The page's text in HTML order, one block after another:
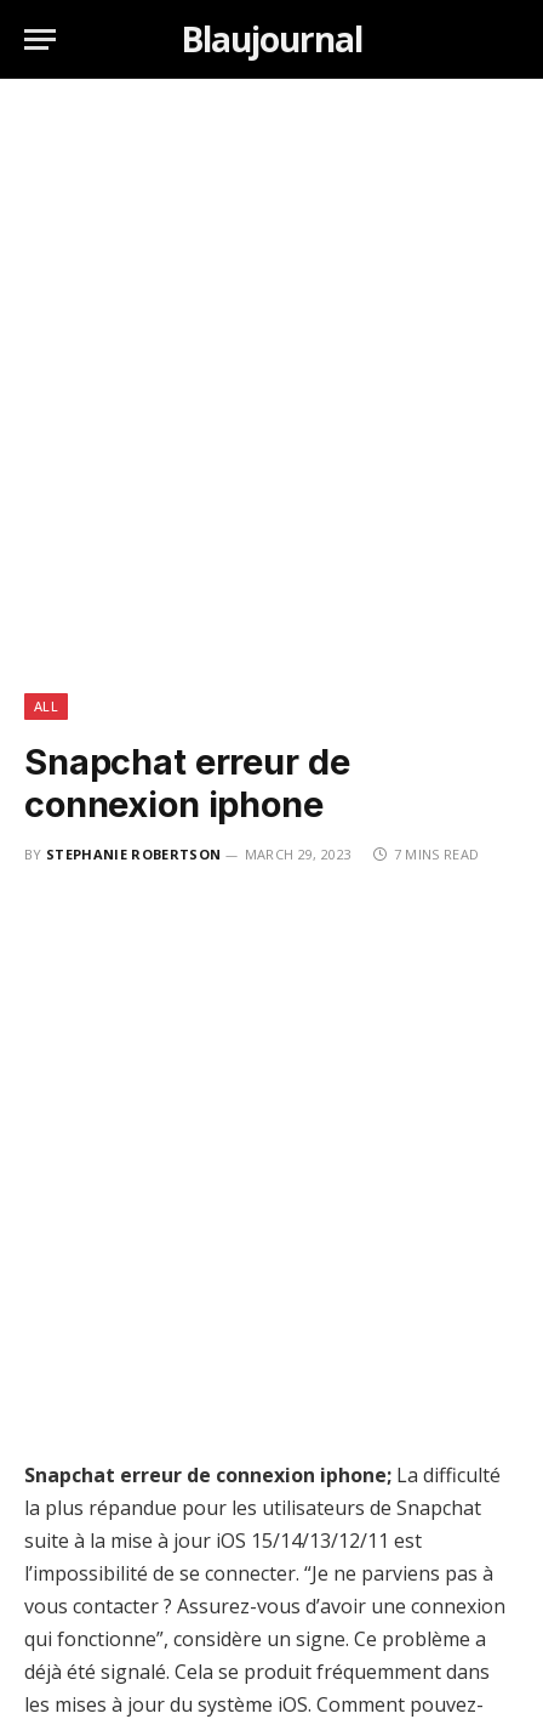
Blaujournal
ALL
Snapchat erreur de
connexion iphone
BY STEPHANIE ROBERTSON MARCH 29, 2023 7 MINS READ
Snapchat erreur de connexion iphone; La difficulté
la plus répandue pour les utilisateurs de Snapchat
suite à la mise à jour iOS 15/14/13/12/11 est
l’impossibilité de se connecter. “Je ne parviens pas à
vous contacter ? Assurez-vous d’avoir une connexion
qui fonctionne”, considère un signe. Ce problème a
déjà été signalé. Cela se produit fréquemment dans
les mises à jour du système iOS. Comment pouvez-